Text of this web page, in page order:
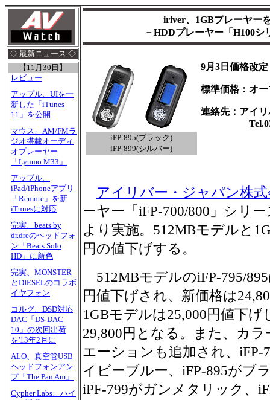
◇ 最新ニュース ◇
【11月30日】
レビュー
アップル、UIを一
新した「iTunes
11」を公開
マウス、AM/FMラ
ジオ搭載オーディ
オプレーヤー
「Lyumo M33」
アップル、
iPad/iPhoneアプリ
「Remote」を新
iTunesに対応
完実、beats by
dr.dreのヘッドフォ
ン「Beats Solo
HD」に新色
完実、MONSTER
とDIESELのコラボ
イヤフォン
コルグ、DSD対応
DAC「DS-DAC-
10」の次回出荷
を'13年2月に
ALO、真空管USB
ヘッドフォンアン
プ「The Pan Am」
Cypher Labs、ハイ
iriver、1GBプレーヤー
－HDDプレーヤー「H100シ
iFP-895(ブラック)
iFP-899(シルバー)
9月3日価格改定
標準価格：オ
連絡先：アイ
Tel.03-
アイリバー・ジャパン株
ーヤー「iFP-700/800」シリ
より実施。512MBモデルと
円の値下げする。
512MBモデルのiFP-795/
円値下げされ、新価格は
1GBモデルは25,000円値下げ
29,800円となる。また、カラ
エーションも追加され、iFP-
イビーブルー、iFP-895がブ
iPF-799がガンメタリック、